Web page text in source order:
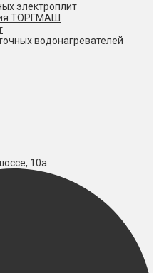
электроплит
ТОРГМАШ
водонагревателей
10а